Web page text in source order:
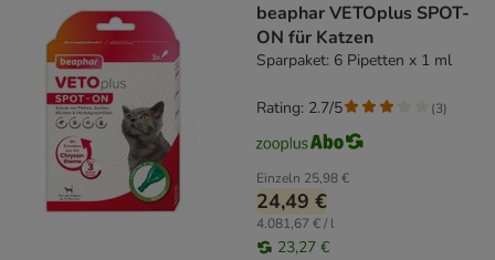
beaphar VETOplus SPOT-
ON für Katzen
Sparpaket: 6 Pipetten x 1 ml
Einzeln 25,98 €
24,49 €
4.081,67 € / l
23,27 €
Rating: 2.7/5 (3)